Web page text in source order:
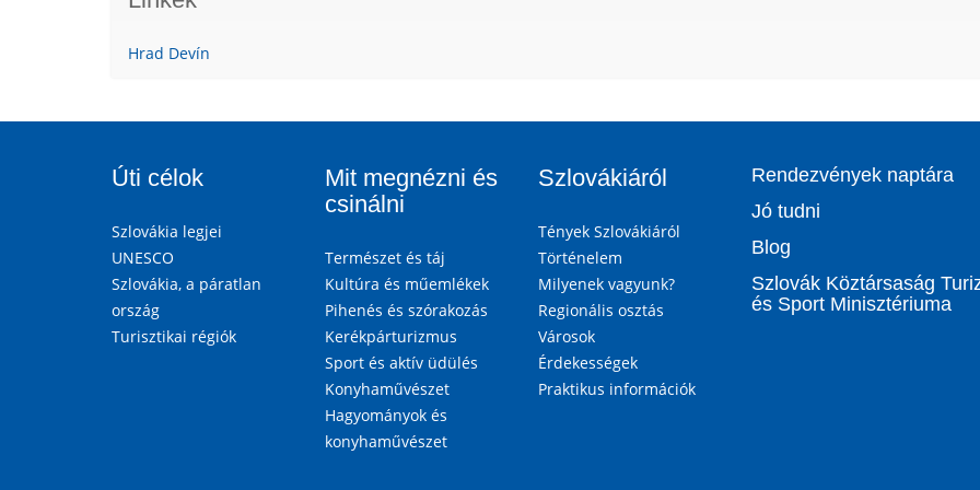
Hrad Devín
Úti célok
Szlovákia legjei
UNESCO
Szlovákia, a páratlan
ország
Turisztikai régiók
Mit megnézni és
csinálni
Természet és táj
Kultúra és műemlékek
Pihenés és szórakozás
Kerékpárturizmus
Sport és aktív üdülés
Konyhaművészet
Hagyományok és
konyhaművészet
Szlovákiáról
Tények Szlovákiáról
Történelem
Milyenek vagyunk?
Regionális osztás
Városok
Érdekességek
Praktikus információk
Rendezvények naptára
Jó tudni
Blog
Szlovák Köztársaság
és Sport Minisztériuma